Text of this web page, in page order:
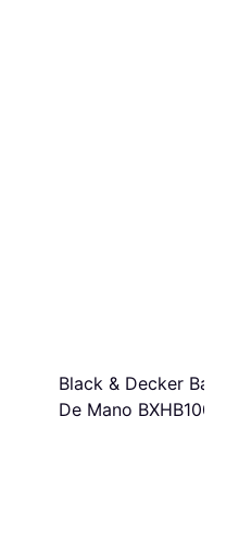
Black & Decker
De Mano BXHB1000E